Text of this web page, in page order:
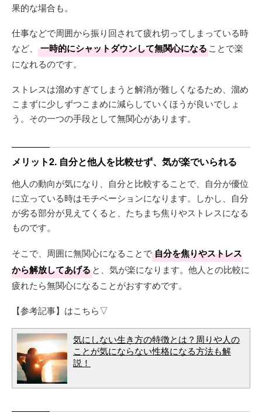
果的な場合も。
仕事などで周囲から振り回されて疲れ切ってしまっている時
など、
一時的にシャットダウンして無関心になることで楽
になれるのです。
ストレスは溜めすぎてしまうと解消が難しくなるため、溜め
こまずに少しずつこまめに減らしていくほうが良いでしょ
う。その一つの手段として無関心があります。
メリット2. 自分と他人を比較せず、気が楽でいられる
他人の動向が気になり、自分と比較することで、自分が優位
に立っている時はモチベーションになります。しかし、自分
が劣る部分が見えてくると、たちまち焦りやストレスになる
ものです。
そこで、周囲に無関心になることで自分を焦りやストレス
から解放してあげると、気が楽になります。他人との比較に
疲れたら無関心になることがおすすめです。
【参考記事】はこちら▽
気にしない生き方の特徴とは？周りや人の
ことが気にならない性格になる方法も解
説！